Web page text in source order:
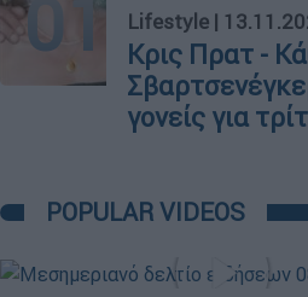
01 Lifestyle | 13.11.2024
Κρις Πρατ -
γονείς για
POPULAR VIDEOS